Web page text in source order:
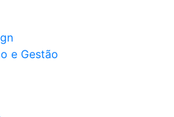
e Gestão